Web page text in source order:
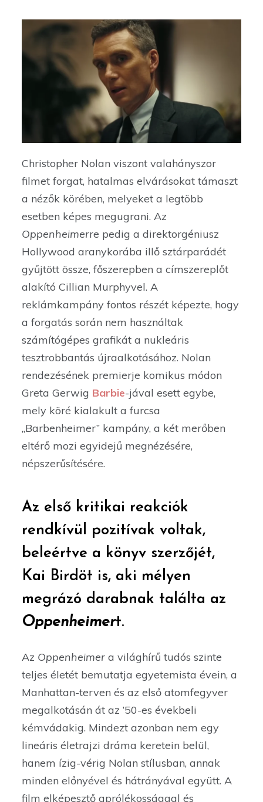
Christopher Nolan viszont valahányszor
filmet forgat, hatalmas elvárásokat támaszt
a nézők körében, melyeket a legtöbb
esetben képes megugrani. Az
Oppenheimerre pedig a direktorgéniusz
Hollywood aranykorába illő sztárparádét
gyűjtött össze, főszerepben a címszereplőt
alakító Cillian Murphyvel. A
reklámkampány fontos részét képezte, hogy
a forgatás során nem használtak
számítógépes grafikát a nukleáris
tesztrobbantás újraalkotásához. Nolan
rendezésének premierje komikus módon
Greta Gerwig Barbie-jával esett egybe,
mely köré kialakult a furcsa
„Barbenheimer” kampány, a két merőben
eltérő mozi egyidejű megnézésére,
népszerűsítésére.
Az első kritikai reakciók
rendkívül pozitívak voltak,
beleértve a könyv szerzőjét,
Kai Birdöt is, aki mélyen
megrázó darabnak találta az
Oppenheimert.
Az Oppenheimera világhírű tudós szinte
teljes életét bemutatja egyetemista évein, a
Manhattan-terven és az első atomfegyver
megalkotásán át az ’50-es évekbeli
kémvádakig. Mindezt azonban nem egy
lineáris életrajzi dráma keretein belül,
hanem ízig-vérig Nolan stílusban, annak
minden előnyével és hátrányával együtt. A
film elképesztő aprólékossággal és